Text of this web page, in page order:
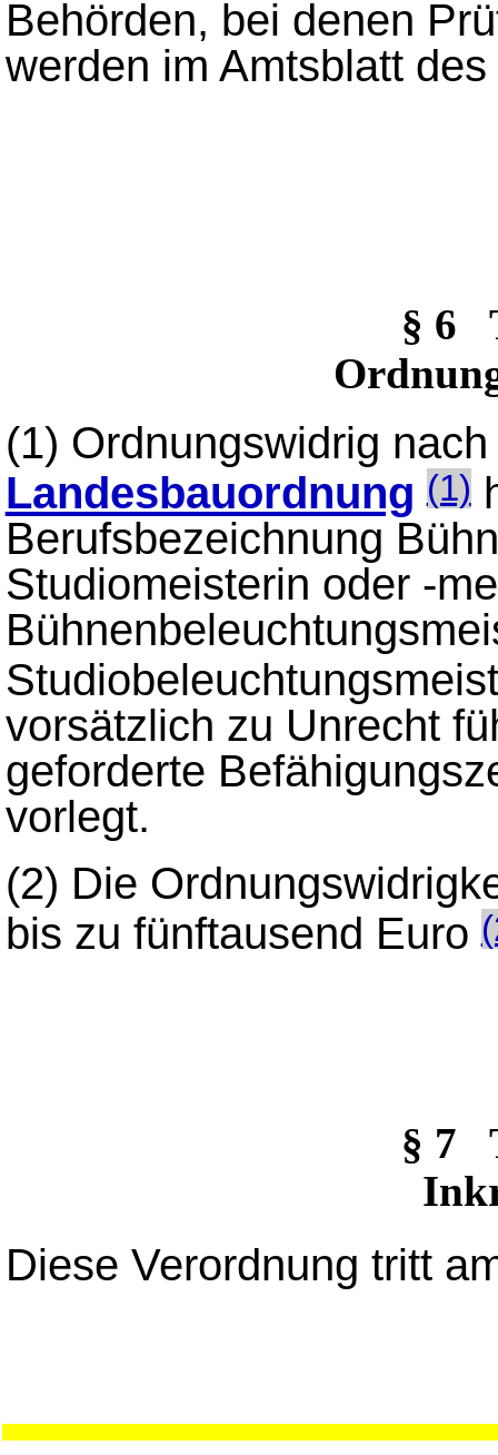
Behörden, bei denen
werden im Amtsblatt
§ 6
(1) Ordnungswidrig
Landesbauordnung (1)
Berufsbezeichnung
Studiomeisterin oder -
vorsätzlich zu Unrecht
geforderte
vorlegt.
(2) Die
bis zu fünftausend Euro
§ 7
Diese Verordnung tritt